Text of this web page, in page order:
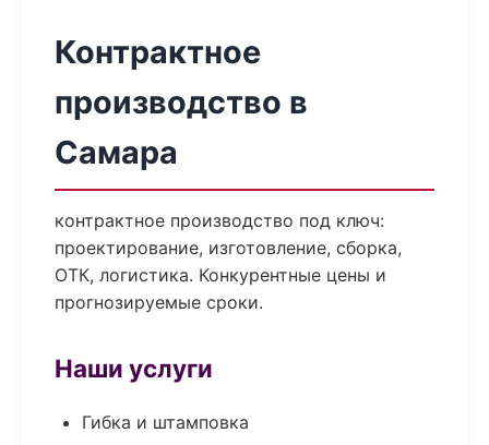
Контрактное
производство в
Самара
контрактное производство под ключ:
проектирование, изготовление, сборка,
ОТК, логистика. Конкурентные цены и
прогнозируемые сроки.
Наши услуги
Гибка и штамповка